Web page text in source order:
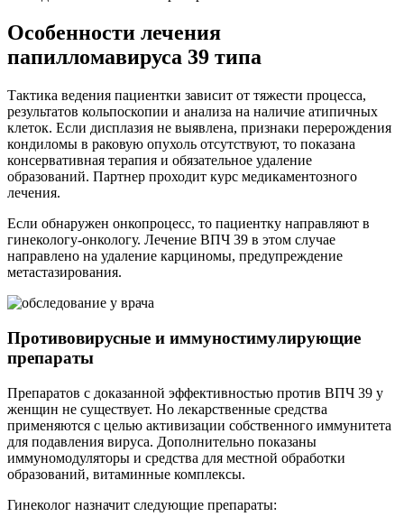
Особенности лечения
папилломавируса 39 типа
Тактика ведения пациентки зависит от тяжести процесса,
результатов кольпоскопии и анализа на наличие атипичных
клеток. Если дисплазия не выявлена, признаки перерождения
кондиломы в раковую опухоль отсутствуют, то показана
консервативная терапия и обязательное удаление
образований. Партнер проходит курс медикаментозного
лечения.
Если обнаружен онкопроцесс, то пациентку направляют в
гинекологу-онкологу. Лечение ВПЧ 39 в этом случае
направлено на удаление карциномы, предупреждение
метастазирования.
Противовирусные и иммуностимулирующие
препараты
Препаратов с доказанной эффективностью против ВПЧ 39 у
женщин не существует. Но лекарственные средства
применяются с целью активизации собственного иммунитета
для подавления вируса. Дополнительно показаны
иммуномодуляторы и средства для местной обработки
образований, витаминные комплексы.
Гинеколог назначит следующие препараты: